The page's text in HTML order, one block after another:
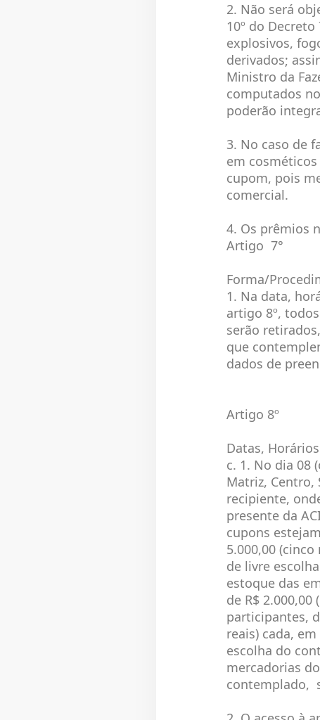
2. Não será
10º do
explosivos,
derivados;
Ministro da
computados
poderão
3. No caso de
em
cupom, pois
comercial.
4. Os prêmios
Artigo 7°
Forma/
1. Na data,
artigo 8º,
serão
que
dados de
Artigo 8º
Datas,
c. 1. No dia 08
Matriz, Centro,
recipiente,
presente da
cupons
5.000,00
de livre
estoque das
de R$
participantes,
reais) cada,
escolha do
mercadorias
contemplado,